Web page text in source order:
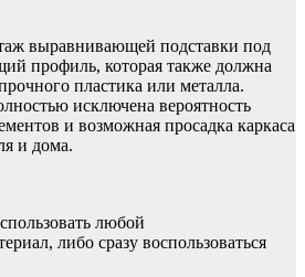
выравнивающей подставки под
профиль, которая также должна
пластика или металла.
исключена вероятность
и возможная просадка каркаса
и дома.
любой
либо сразу воспользоваться